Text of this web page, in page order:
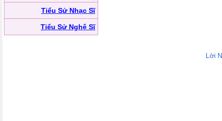
Tiểu Sử Nhạc Sĩ
Tiểu Sử Nghệ Sĩ
Lời